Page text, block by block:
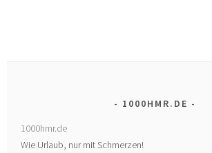
1000HMR.DE
1000hmr.de
Wie Urlaub, nur mit Schmerzen!